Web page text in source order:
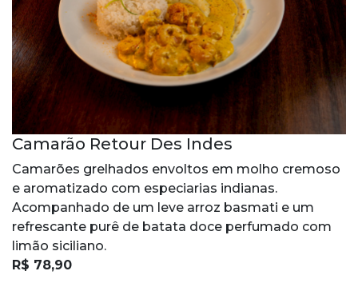
Camarão Retour Des Indes
Camarões grelhados envoltos em molho cremoso
e aromatizado com especiarias indianas.
Acompanhado de um leve arroz basmati e um
refrescante purê de batata doce perfumado com
limão siciliano.
R$ 78,90